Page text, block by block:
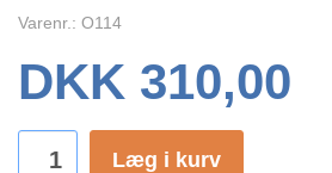
Varenr.: O114
DKK 310,00
Læg i kurv